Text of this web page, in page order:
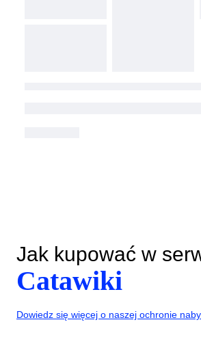
Jak kupować w
Catawiki
Dowiedz się więcej o naszej ochronie